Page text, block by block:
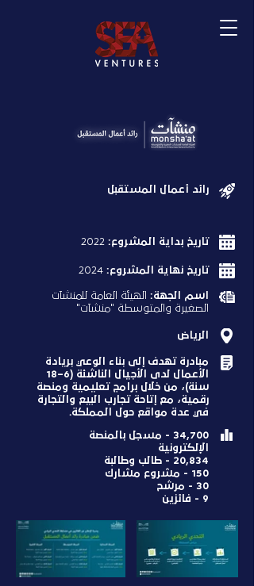
رائد أعمال المستقبل
تاريخ بداية المشروع: 2022
تاريخ نهاية المشروع: 2024
اسم الجهة: الهيئة العامة للمنشآت
الصغيرة والمتوسطة "منشآت"
الرياض
مبادرة تهدف إلى بناء الوعي بريادة
الأعمال لدى الأجيال الناشئة (6–18
سنة)، من خلال برامج تعليمية ومنصة
رقمية، مع إتاحة تجارب البيع والتجارة
في عدة مواقع حول المملكة.
34,700 - مسجل بالمنصة
الإلكترونية
20,834 - طالب وطالبة
150 - مشروع مشارك
30 - مرشح
9 - فائزين